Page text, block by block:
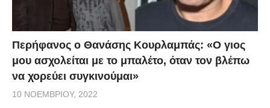
Περήφανος ο Θανάσης Κουρλαμπάς: «Ο γιος
μου ασχολείται με το μπαλέτο, όταν τον βλέπω
να χορεύει συγκινούμαι»
10 ΝΟΕΜΒΡΊΟΥ, 2022